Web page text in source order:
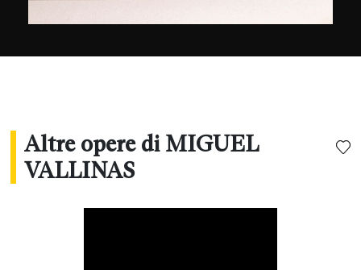
Altre opere di MIGUEL
VALLINAS